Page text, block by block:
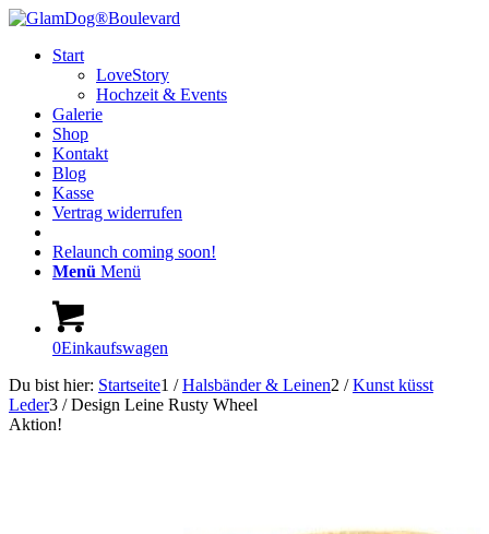
Start
LoveStory
Hochzeit & Events
Galerie
Shop
Kontakt
Blog
Kasse
Vertrag widerrufen
Relaunch coming soon!
Menü Menü
0Einkaufswagen
Du bist hier: Startseite1 / Halsbänder & Leinen2 / Kunst küsst
Leder3 / Design Leine Rusty Wheel
Aktion!